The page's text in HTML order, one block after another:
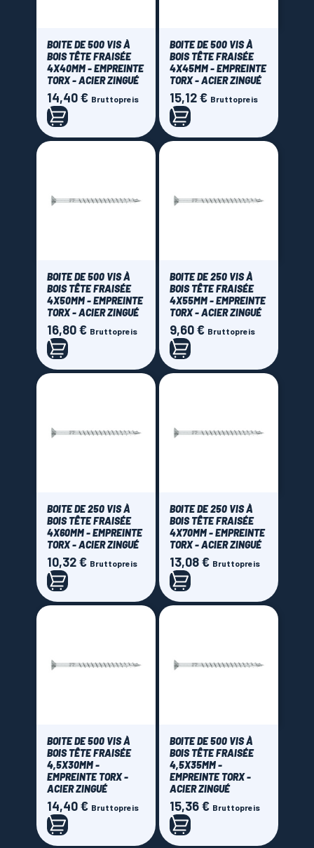
BOITE DE 500 VIS À
BOIS TÊTE FRAISÉE
4X40MM - EMPREINTE
TORX - ACIER ZINGUÉ
Preis
14,40 € Bruttopreis
BOITE DE 500 VIS À
BOIS TÊTE FRAISÉE
4X45MM - EMPREINTE
TORX - ACIER ZINGUÉ
Preis
15,12 € Bruttopreis
BOITE DE 500 VIS À
BOIS TÊTE FRAISÉE
4X50MM - EMPREINTE
TORX - ACIER ZINGUÉ
Preis
16,80 € Bruttopreis
BOITE DE 250 VIS À
BOIS TÊTE FRAISÉE
4X55MM - EMPREINTE
TORX - ACIER ZINGUÉ
Preis
9,60 € Bruttopreis
BOITE DE 250 VIS À
BOIS TÊTE FRAISÉE
4X60MM - EMPREINTE
TORX - ACIER ZINGUÉ
Preis
10,32 € Bruttopreis
BOITE DE 250 VIS À
BOIS TÊTE FRAISÉE
4X70MM - EMPREINTE
TORX - ACIER ZINGUÉ
Preis
13,08 € Bruttopreis
BOITE DE 500 VIS À
BOIS TÊTE FRAISÉE
4,5X30MM -
EMPREINTE TORX -
ACIER ZINGUÉ
Preis
14,40 € Bruttopreis
BOITE DE 500 VIS À
BOIS TÊTE FRAISÉE
4,5X35MM -
EMPREINTE TORX -
ACIER ZINGUÉ
Preis
15,36 € Bruttopreis